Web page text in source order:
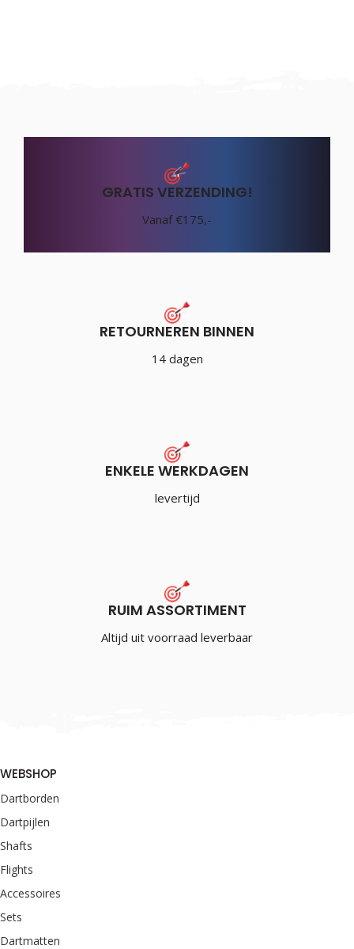
GRATIS VERZENDING!
Vanaf €175,-
RETOURNEREN BINNEN
14 dagen
ENKELE WERKDAGEN
levertijd
RUIM ASSORTIMENT
Altijd uit voorraad leverbaar
WEBSHOP
Dartborden
Dartpijlen
Shafts
Flights
Accessoires
Sets
Dartmatten